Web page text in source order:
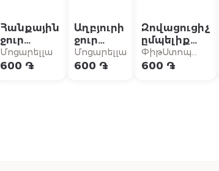
Հանքային
ջուր
«Ջերմուկ»
0.33լ
Մոցարելլա
600 ֏
Աղբյուրի
ջուր
«Բյուրեղ»
0.33լ
Մոցարելլա
600 ֏
Զովացուցիչ
ըմպելիք
«Coca-Cola
Zero» 0.5լ
ՓիթՍտոպ
Բուրգեր
600 ֏